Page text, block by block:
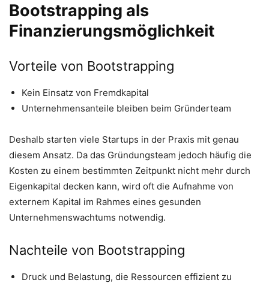
Bootstrapping als
Finanzierungsmöglichkeit
Vorteile von Bootstrapping
Kein Einsatz von Fremdkapital
Unternehmensanteile bleiben beim Gründerteam
Deshalb starten viele Startups in der Praxis mit genau
diesem Ansatz. Da das Gründungsteam jedoch häufig die
Kosten zu einem bestimmten Zeitpunkt nicht mehr durch
Eigenkapital decken kann, wird oft die Aufnahme von
externem Kapital im Rahmes eines gesunden
Unternehmenswachtums notwendig.
Nachteile von Bootstrapping
Druck und Belastung, die Ressourcen effizient zu